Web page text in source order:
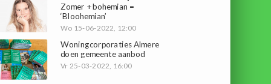
Zomer + bohemian =
‘Bloohemian’
Wo 15-06-2022, 12:00
Woningcorporaties Almere
doen gemeente aanbod
Vr 25-03-2022, 16:00